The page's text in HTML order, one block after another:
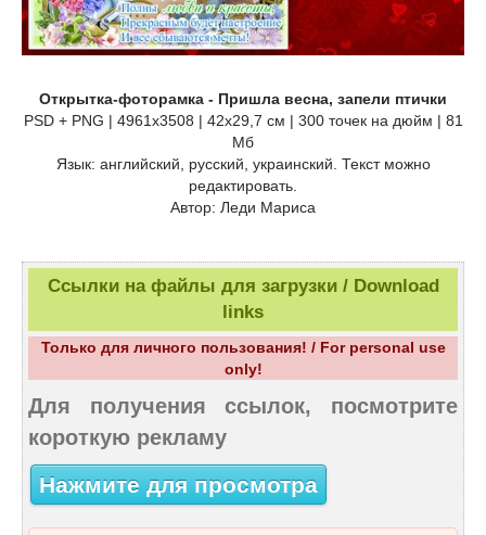
Открытка-фоторамка - Пришла весна, запели птички
PSD + PNG | 4961х3508 | 42х29,7 см | 300 точек на дюйм | 81
Мб
Язык: английский, русский, украинский. Текст можно
редактировать.
Автор: Леди Мариса
Ссылки на файлы для загрузки / Download
links
Только для личного пользования! / For personal use
only!
Для получения ссылок, посмотрите
короткую рекламу
Нажмите для просмотра